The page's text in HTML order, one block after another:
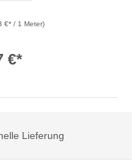
€* / 1 Meter)
€*
Lieferung